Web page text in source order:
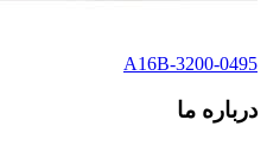
A16B-3200-0495
درباره ما